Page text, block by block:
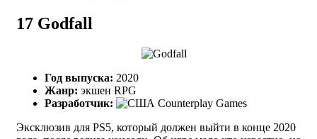
17 Godfall
Год выпуска: 2020
Жанр: экшен RPG
Разработчик:
Counterplay Games
Эксклюзив для PS5, который должен выйти в конце 2020